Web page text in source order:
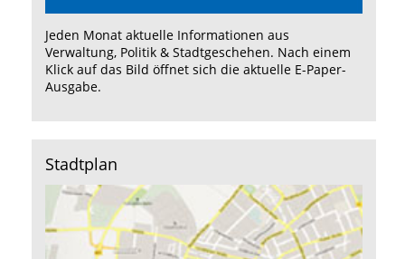
Jeden Monat aktuelle Informationen aus
Verwaltung, Politik & Stadtgeschehen. Nach einem
Klick auf das Bild öffnet sich die aktuelle E-Paper-
Ausgabe.
Stadtplan